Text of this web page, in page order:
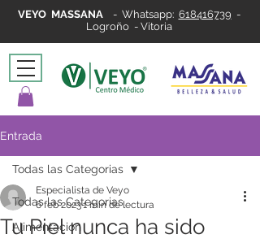
VEYO MASSANA- Whatsapp: 618416739 -
Logroño - Vitoria
Entrada
Todas las Categorias
Alimentación
Todas las Categorias
Tu Piel nunca ha sido
Especialista de Veyo
6 feb 20231 min de lectura